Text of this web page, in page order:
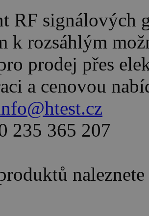
RF signálových
k rozsáhlým
prodej přes
a cenovou
235 365 207